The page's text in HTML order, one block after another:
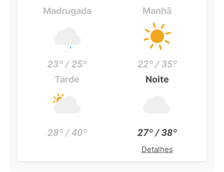
Madrugada
23º / 25º
Manhã
22º / 35º
Tarde
28º / 40º
Noite
27º / 38º
Detalhes